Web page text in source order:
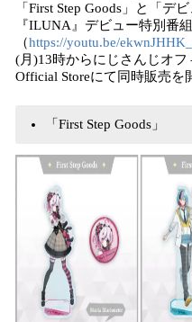
「First Step Goods」と「デ
『ILUNA』デビュー特別番組
（https://youtu.be/
(月)13時からにじさんじオ
Official Storeにて同時販売を
「First Step Goods」